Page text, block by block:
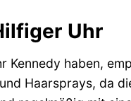
Uhr
Kennedy haben,
Haarsprays, da